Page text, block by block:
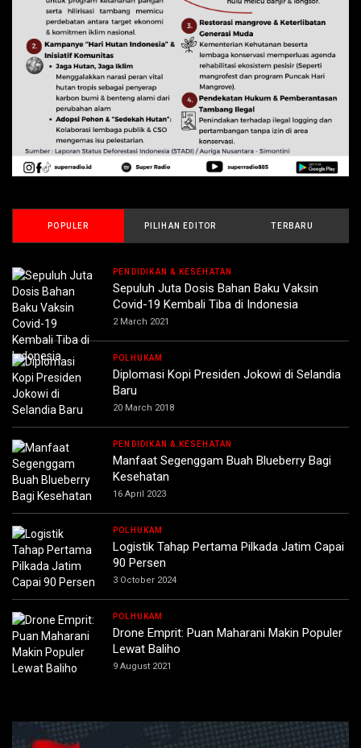
POPULER PILIHAN EDITOR TERBARU
PENDIDIKAN & KESEHATAN
Sepuluh Juta Dosis Bahan Baku Vaksin
Covid-19 Kembali Tiba di Indonesia
2 March 2021
POLHUKAM
Diplomasi Kopi Presiden Jokowi di Selandia
Baru
20 March 2018
PENDIDIKAN & KESEHATAN
Manfaat Segenggam Buah Blueberry Bagi
Kesehatan
16 April 2023
POLHUKAM
Logistik Tahap Pertama Pilkada Jatim Capai
90 Persen
3 October 2024
POLHUKAM
Drone Emprit: Puan Maharani Makin Populer
Lewat Baliho
9 August 2021